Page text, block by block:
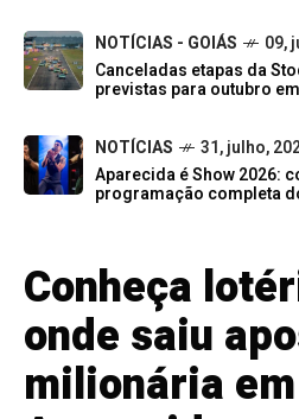
NOTÍCIAS - GOIÁS
09,
Canceladas etapas da
previstas para outubro
NOTÍCIAS
31, julho,
Aparecida é Show 2026:
programação completa
Conheça
onde saiu
milionária em